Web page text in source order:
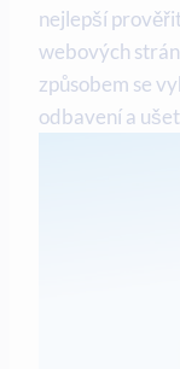
nejlepší
webových
způsobem se
odbavení a